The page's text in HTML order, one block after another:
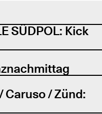
SÜDPOL: Kick
Caruso / Zünd: